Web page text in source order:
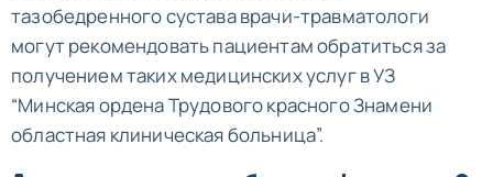
тазобедренного сустава врачи-травматологи
могут рекомендовать пациентам обратиться за
получением таких медицинских услуг в УЗ
“Минская ордена Трудового красного Знамени
областная клиническая больница”.